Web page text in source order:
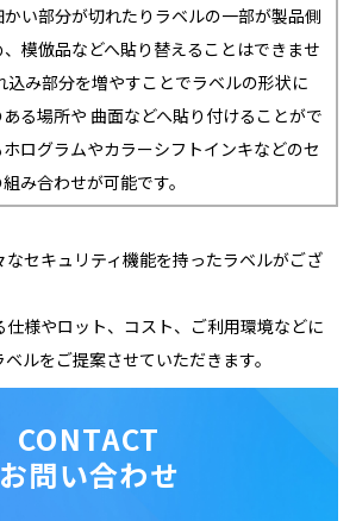
い部分が切れたりラベルの一部が製品側
模倣品などへ貼り替えることはできませ
込み部分を増やすことでラベルの形状に
る場所や 曲面などへ貼り付けることがで
ログラムやカラーシフトインキなどのセ
み合わせが可能です。
セキュリティ機能を持ったラベルがござ
仕様やロット、コスト、ご利用環境などに
ルをご提案させていただきます。
CONTACT
お問い合わせ